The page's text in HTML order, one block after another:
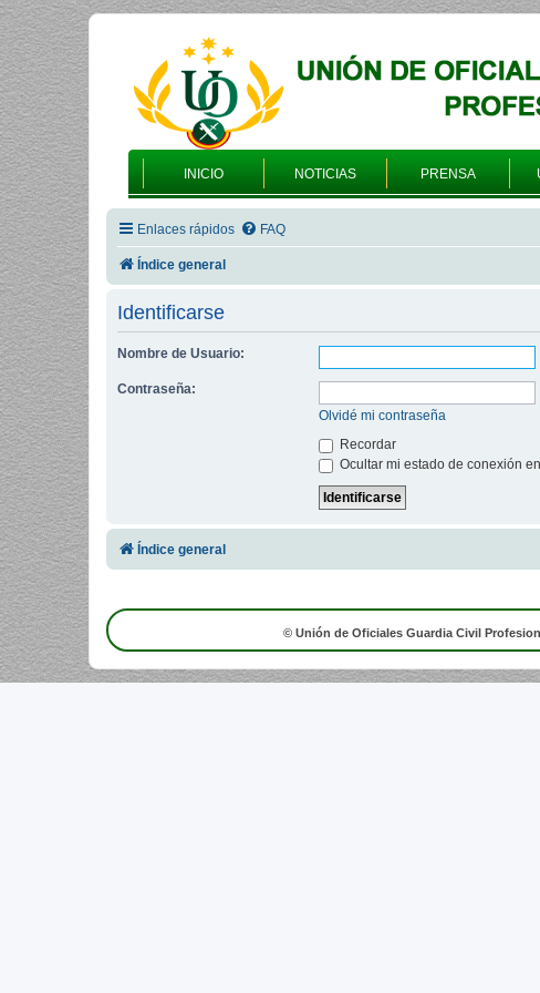
INICIO NOTICIAS PRENSA
Enlaces rápidos FAQ
Índice general
Identificarse
Nombre de Usuario:
Contraseña:
Olvidé mi contraseña
Recordar
Ocultar mi estado de conexión
Índice general
© Unión de Oficiales Guardia Civil